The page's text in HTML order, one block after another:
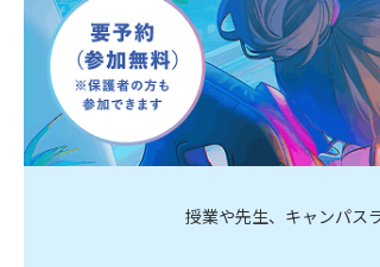
授業や先生、キャンパス